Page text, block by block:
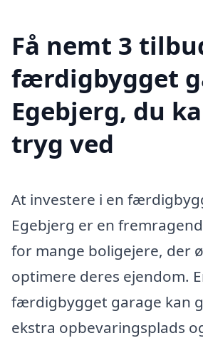
Få nemt 3
færdigbygget
Egebjerg, du
tryg ved
At investere i en
Egebjerg er en
for mange boligejere, der
optimere deres ejendom.
færdigbygget garage kan
ekstra opbevaringsplads